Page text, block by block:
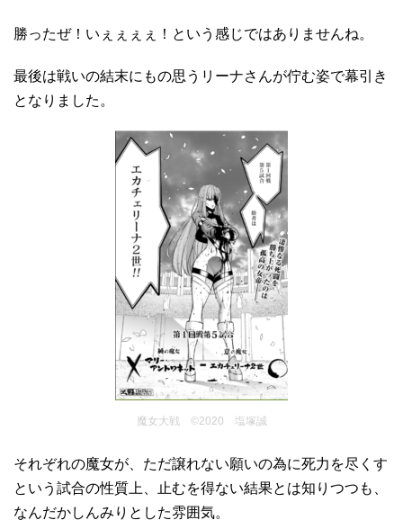
勝ったぜ！いぇぇぇぇ！という感じではありませんね。
最後は戦いの結末にもの思うリーナさんが佇む姿で幕引き
となりました。
魔女大戦 ©2020 塩塚誠
それぞれの魔女が、ただ譲れない願いの為に死力を尽くす
という試合の性質上、止むを得ない結果とは知りつつも、
なんだかしんみりとした雰囲気。